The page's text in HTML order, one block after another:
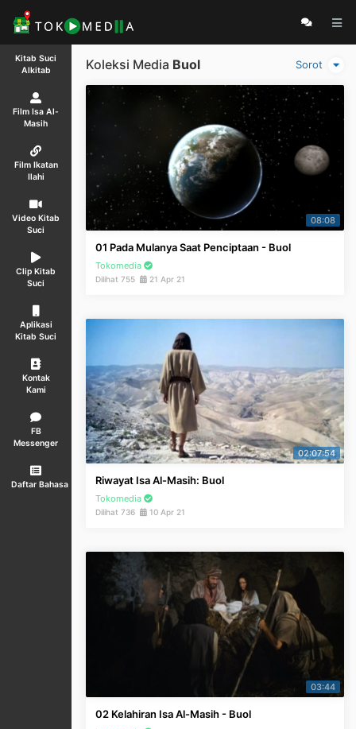
Kitab Suci
Alkitab
Film Isa Al-
Masih
Film Ikatan
Ilahi
Video Kitab
Suci
Clip Kitab
Suci
Aplikasi
Kitab Suci
Kontak
Kami
FB
Messenger
Daftar Bahasa
Sorot
Koleksi Media Buol
08:08
01 Pada Mulanya Saat Penciptaan - Buol
Tokomedia
Dilihat 755 21 Apr 21
02:07:54
Riwayat Isa Al-Masih: Buol
Tokomedia
Dilihat 736 10 Apr 21
03:44
02 Kelahiran Isa Al-Masih - Buol